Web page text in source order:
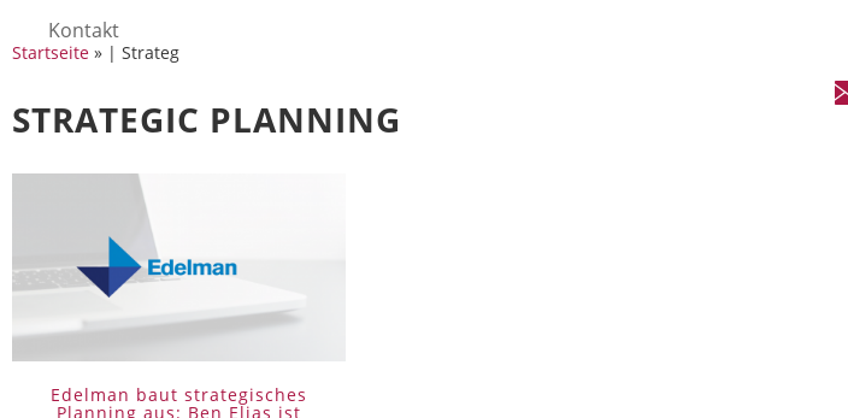
Kontakt
Startseite » | Strateg
STRATEGIC PLANNING
Edelman baut strategisches
Planning aus: Ben Elias ist